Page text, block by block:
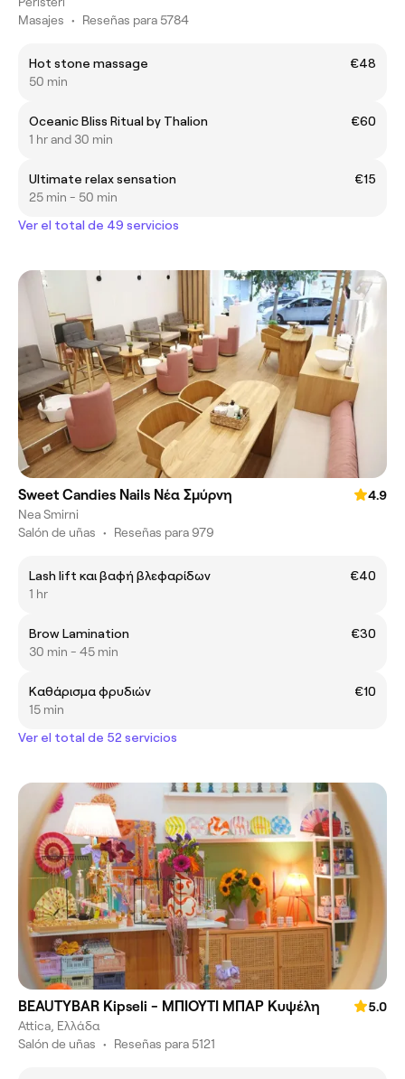
Masajes • Reseñas para 5784
Hot stone massage
€48
50 min
Oceanic Bliss Ritual by Thalion
€60
1 hr and 30 min
Ultimate relax sensation
€15
25 min - 50 min
Ver el total de 49 servicios
Sweet Candies Nails Νέα Σμύρνη
4.9
Nea Smirni
Salón de uñas • Reseñas para 979
Lash lift και βαφή βλεφαρίδων
€40
1 hr
Brow Lamination
€30
30 min - 45 min
Καθάρισμα φρυδιών
€10
15 min
Ver el total de 52 servicios
BEAUTYBAR Kipseli - ΜΠΙΟΥΤΙ ΜΠΑΡ Κυψέλη
5.0
Attica, Ελλάδα
Salón de uñas • Reseñas para 5121